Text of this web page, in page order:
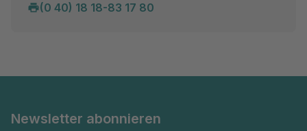
(0 40) 18 18-83 17 80
Newsletter abonnieren